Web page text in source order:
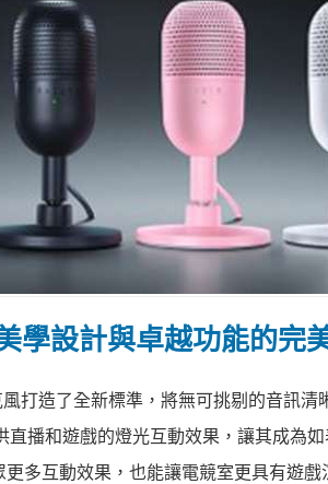
學設計與卓越功能的完
打造了全新標準，將無可挑剔的音訊清
播和遊戲的燈光互動效果，讓其成為
多互動效果，也能讓電競室更具有遊戲